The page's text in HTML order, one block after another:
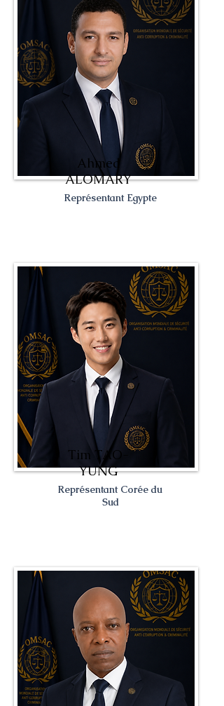
Ahmed
ALOMARY
Représentant Egypte
Tim TAO-
YUNG
Représentant Corée du
Sud